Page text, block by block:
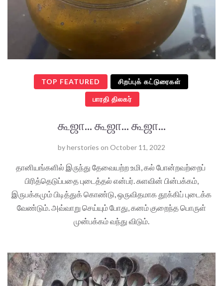
TOP FEATURED சிறப்புக் கட்டுரைகள்
பாரதி திலகர்
கூஜா... கூஜா... கூஜா...
byherstories on October 11, 2022
தானியங்களில் இருந்து தேவையற்ற உமி, கல் போன்றவற்றைப்
பிரித்தெடுப்பதை புடைத்தல் என்பர். சுளவின் பின்பக்கம்,
இருபக்கமும் பிடித்துக் கொண்டு, ஒருவிதமாக தூக்கிப் புடைக்க
வேண்டும். அவ்வாறு செய்யும் போது, கனம் குறைந்த பொருள்
முன்பக்கம் வந்து விடும்.